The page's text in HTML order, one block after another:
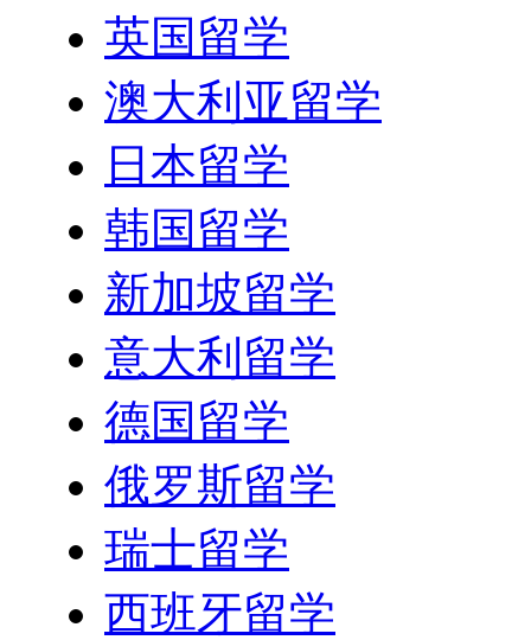
英国留学
澳大利亚留学
日本留学
韩国留学
新加坡留学
意大利留学
德国留学
俄罗斯留学
瑞士留学
西班牙留学